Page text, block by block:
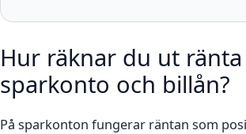
Hur räknar du ut
sparkonto och billån?
På sparkonton fungerar räntan som